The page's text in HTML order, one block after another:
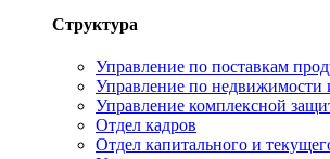
Структура
Управление по поставкам
Управление по недвижимости
Управление комплексной
Отдел кадров
Отдел капитального и